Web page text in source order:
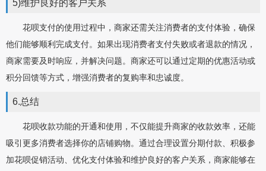
5)维护良好的客户关系
花呗支付的使用过程中，商家还需关注消费者的支付体验，确保
他们能够顺利完成支付。如果出现消费者支付失败或者退款的情况，
商家需要及时响应，并解决问题。商家还可以通过定期的优惠活动或
积分回馈等方式，增强消费者的复购率和忠诚度。
6.总结
花呗收款功能的开通和使用，不仅能提升商家的收款效率，还能
吸引更多消费者选择你的店铺购物。通过合理设置分期付款、积极参
加花呗促销活动、优化支付体验和维护良好的客户关系，商家能够在